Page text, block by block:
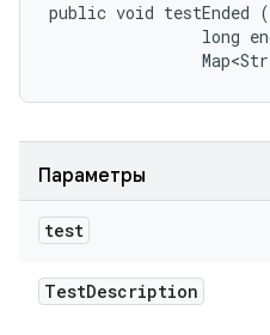
public void testEnded (
long
Параметры
test
TestDescription